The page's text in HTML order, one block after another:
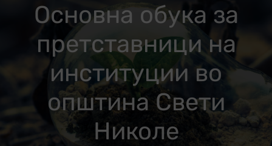
Основна обука за
претставници на
институции во
општина Свети
Николе